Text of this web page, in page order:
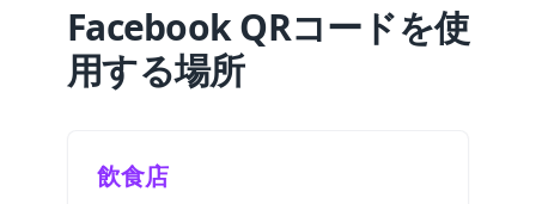
Facebook QRコードを使
用する場所
飲食店